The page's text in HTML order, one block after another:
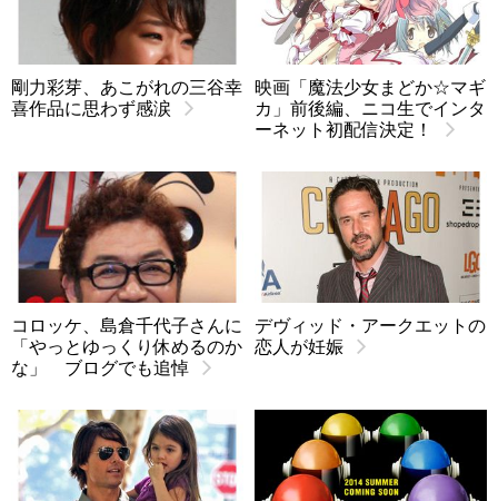
剛力彩芽、あこがれの三谷幸
喜作品に思わず感涙
映画「魔法少女まどか☆マギ
カ」前後編、ニコ生でインタ
ーネット初配信決定！
コロッケ、島倉千代子さんに
「やっとゆっくり休めるのか
な」 ブログでも追悼
デヴィッド・アークエットの
恋人が妊娠